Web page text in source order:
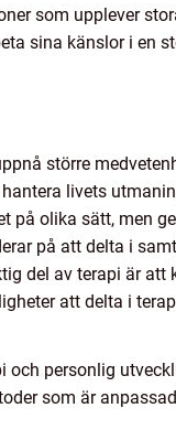
som upplever
sina känslor i en
större
livets
på olika sätt, men
på att delta i
del av terapi är att
att delta i
och personlig
som är